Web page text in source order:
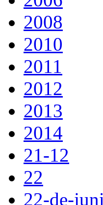
2008
2010
2011
2012
2013
2014
21-12
22
22-de-